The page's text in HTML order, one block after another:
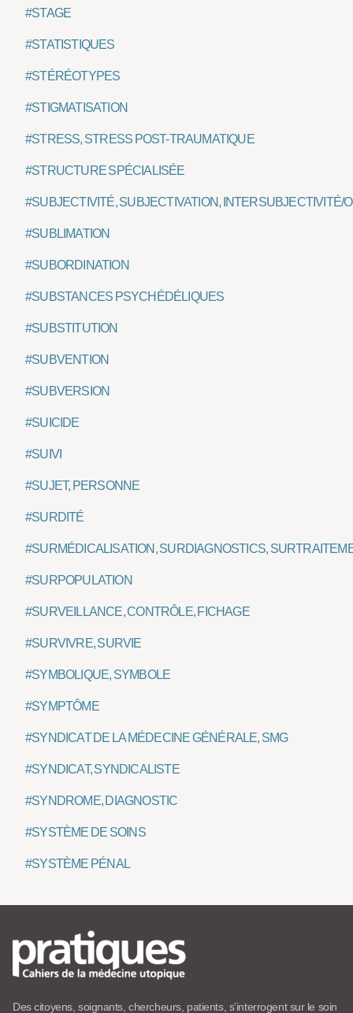
#STAGE
#STATISTIQUES
#STÉRÉOTYPES
#STIGMATISATION
#STRESS, STRESS POST-TRAUMATIQUE
#STRUCTURE SPÉCIALISÉE
#SUBJECTIVITÉ, SUBJECTIVATION, INTERSUBJECTIVITÉ/
#SUBLIMATION
#SUBORDINATION
#SUBSTANCES PSYCHÉDÉLIQUES
#SUBSTITUTION
#SUBVENTION
#SUBVERSION
#SUICIDE
#SUIVI
#SUJET, PERSONNE
#SURDITÉ
#SURMÉDICALISATION, SURDIAGNOSTICS,
#SURPOPULATION
#SURVEILLANCE, CONTRÔLE, FICHAGE
#SURVIVRE, SURVIE
#SYMBOLIQUE, SYMBOLE
#SYMPTÔME
#SYNDICAT DE LA MÉDECINE GÉNÉRALE, SMG
#SYNDICAT, SYNDICALISTE
#SYNDROME, DIAGNOSTIC
#SYSTÈME DE SOINS
#SYSTÈME PÉNAL
Des citoyens, soignants, chercheurs, patients, s’interrogent sur le soin